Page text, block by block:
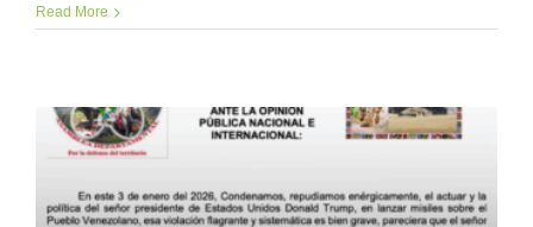
Read More